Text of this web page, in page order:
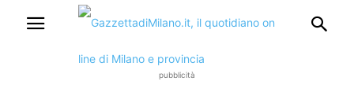
pubblicità